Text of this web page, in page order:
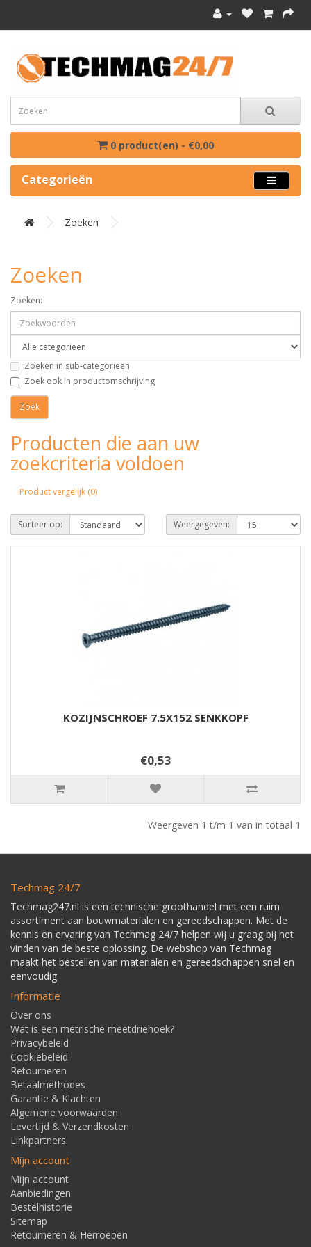
0 product(en) - €0,00
Categorieën
Zoeken
Zoeken
Zoeken:
Zoeken in sub-categorieën
Zoek ook in productomschrijving
Producten die aan uw
zoekcriteria voldoen
Product vergelijk (0)
Sorteer op: Weergegeven:
KOZIJNSCHROEF 7.5X152 SENKKOPF
€0,53
Weergeven 1 t/m 1 van in totaal 1
Techmag 24/7
Techmag247.nl is een technische groothandel met een ruim
assortiment aan bouwmaterialen en gereedschappen. Met de
kennis en ervaring van Techmag 24/7 helpen wij u graag bij het
vinden van de beste oplossing. De webshop van Techmag
maakt het bestellen van materialen en gereedschappen snel en
eenvoudig.
Informatie
Over ons
Wat is een metrische meetdriehoek?
Privacybeleid
Cookiebeleid
Retourneren
Betaalmethodes
Garantie & Klachten
Algemene voorwaarden
Levertijd & Verzendkosten
Linkpartners
Mijn account
Mijn account
Aanbiedingen
Bestelhistorie
Sitemap
Retourneren & Herroepen